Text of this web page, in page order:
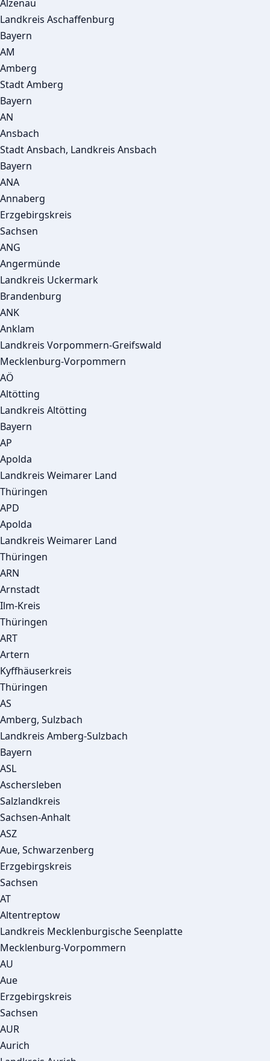
Alzenau
Landkreis Aschaffenburg
Bayern
AM
Amberg
Stadt Amberg
Bayern
AN
Ansbach
Stadt Ansbach, Landkreis Ansbach
Bayern
ANA
Annaberg
Erzgebirgskreis
Sachsen
ANG
Angermünde
Landkreis Uckermark
Brandenburg
ANK
Anklam
Landkreis Vorpommern-Greifswald
Mecklenburg-Vorpommern
AÖ
Altötting
Landkreis Altötting
Bayern
AP
Apolda
Landkreis Weimarer Land
Thüringen
APD
Apolda
Landkreis Weimarer Land
Thüringen
ARN
Arnstadt
Ilm-Kreis
Thüringen
ART
Artern
Kyffhäuserkreis
Thüringen
AS
Amberg, Sulzbach
Landkreis Amberg-Sulzbach
Bayern
ASL
Aschersleben
Salzlandkreis
Sachsen-Anhalt
ASZ
Aue, Schwarzenberg
Erzgebirgskreis
Sachsen
AT
Altentreptow
Landkreis Mecklenburgische Seenplatte
Mecklenburg-Vorpommern
AU
Aue
Erzgebirgskreis
Sachsen
AUR
Aurich